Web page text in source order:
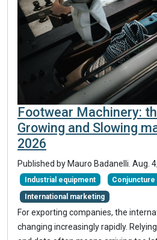
Footwear Machinery:
Growing and Slowing
2026
Published by Mauro Badanelli. Aug.
Industrial equipment Conjuncture
International marketing
For exporting companies, the
changing increasingly rapidly.